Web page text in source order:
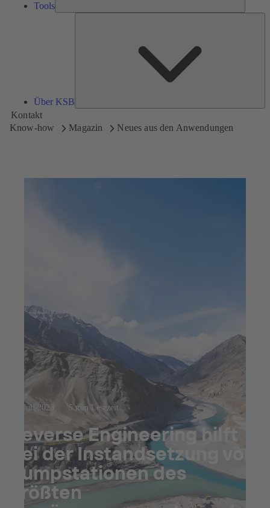
Tools
Über KSB
Kontakt
Know-how
Magazin Neues aus den Anwendungen
12. Juli 2023 5 min Lesezeit
Reverse Engineering hilft
bei der Instandsetzung von
Pumpstationen des
größten